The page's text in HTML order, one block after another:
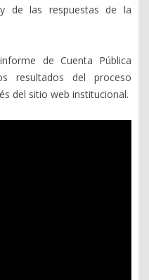
de las respuestas de la
de Cuenta Pública
resultados del proceso
del sitio web institucional.